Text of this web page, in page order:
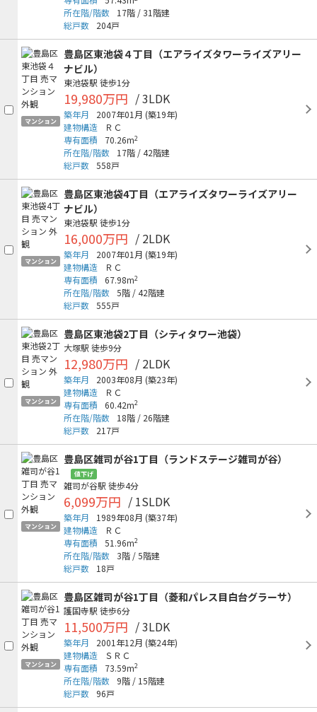
所在階/階数 17階 /31階建
総戸数
204戸
マンション
豊島区東池袋４丁目（エアライズタワーライズアリー
ナビル）
東池袋駅 徒歩1分
19,980万円 / 3LDK
築年月 2007年01月 (築19年)
建物構造
ＲＣ
専有面積
70.26m2
所在階/階数 17階 /42階建
総戸数 558戸
マンション
豊島区東池袋4丁目（エアライズタワーライズアリー
ナビル）
東池袋駅 徒歩1分
16,000万円 / 2LDK
築年月 2007年01月 (築19年)
建物構造
ＲＣ
専有面積
67.98m2
所在階/階数 5階 /42階建
総戸数 555戸
マンション
豊島区東池袋2丁目（シティタワー池袋）
大塚駅 徒歩9分
12,980万円 / 2LDK
築年月 2003年08月 (築23年)
建物構造
ＲＣ
専有面積
60.42m2
所在階/階数 18階 / 26階建
総戸数
217戸
マンション
豊島区雑司が谷1丁目（ランドステージ雑司が谷）
値下げ
雑司が谷駅 徒歩4分
6,099万円 / 1SLDK
築年月 1989年08月 (築37年)
建物構造
ＲＣ
専有面積
51.96m2
所在階/階数 3階 /5階建
総戸数
18戸
マンション
豊島区雑司が谷1丁目（菱和パレス目白台グラーサ）
護国寺駅 徒歩6分
11,500万円 / 3LDK
築年月 2001年12月 (築24年)
建物構造
ＳＲＣ
専有面積
73.59m2
所在階/階数 9階 / 15階建
総戸数 96戸